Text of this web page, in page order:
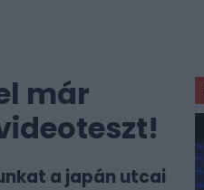
már
a japán utcai